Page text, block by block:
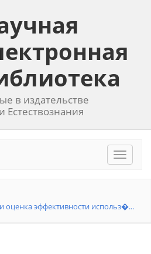
в издательстве
Естествознания
Toggle
оценка эффективности использ�...